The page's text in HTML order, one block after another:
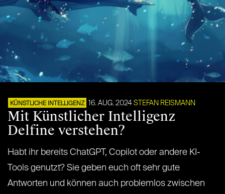
KÜNSTLICHE INTELLIGENZ 16. AUG. 2024 STEFAN REISMANN
Mit Künstlicher Intelligenz
Delfine verstehen?
Habt ihr bereits ChatGPT, Copilot oder andere KI-
Tools genutzt? Sie geben euch oft sehr gute
Antworten und können auch problemlos zwischen